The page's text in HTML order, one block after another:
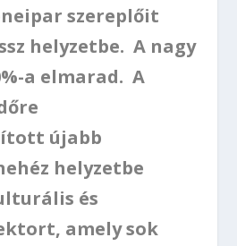
szereplőit
helyzetbe. A nagy
a elmarad. A
újabb
helyzetbe
és
amely sok